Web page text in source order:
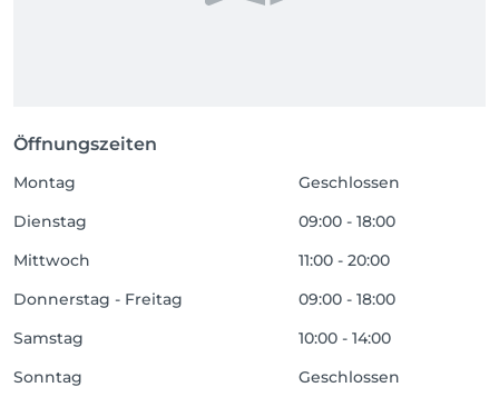
Öffnungszeiten
Montag
Geschlossen
Dienstag
09:00 - 18:00
Mittwoch
11:00 - 20:00
Donnerstag - Freitag
09:00 - 18:00
Samstag
10:00 - 14:00
Sonntag
Geschlossen